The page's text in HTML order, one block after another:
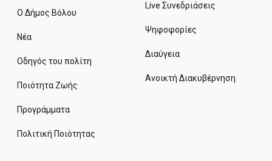
Ο Δήμος Βόλου
Νέα
Οδηγός του πολίτη
Ποιότητα Ζωής
Προγράμματα
Πολιτική Ποιότητας
Live Συνεδριάσεις
Ψηφοφορίες
Διαύγεια
Ανοικτή Διακυβέρνηση